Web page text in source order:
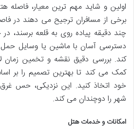
اولین و شاید مهم ترین معیار، فاصله
برخی از مسافران ترجیح می دهند در
چند دقیقه پیاده روی به قلعه برسند،
دسترسی آسان با ماشین یا وسایل
کند. بررسی دقیق نقشه و تخمین زمان
کمک می کند تا بهترین تصمیم را بر
خود اتخاذ کنید. این نزدیکی، حس
شهر را دوچندان می کند.
امکانات و خدمات هتل